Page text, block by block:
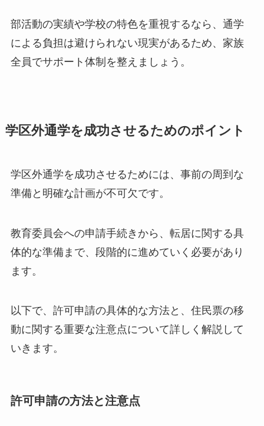
部活動の実績や学校の特色を重視するなら、通学
による負担は避けられない現実があるため、家族
全員でサポート体制を整えましょう。
学区外通学を成功させるためのポイント
学区外通学を成功させるためには、事前の周到な
準備と明確な計画が不可欠です。
教育委員会への申請手続きから、転居に関する具
体的な準備まで、段階的に進めていく必要があり
ます。
以下で、許可申請の具体的な方法と、住民票の移
動に関する重要な注意点について詳しく解説して
いきます。
許可申請の方法と注意点